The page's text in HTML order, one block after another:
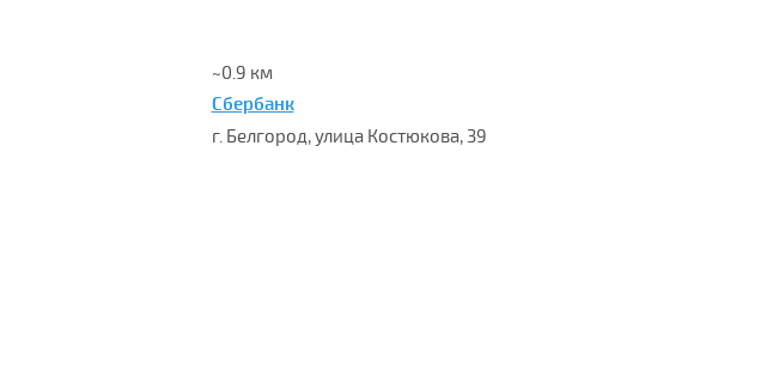
~0.9 км
Сбербанк
г. Белгород, улица Костюкова, 39